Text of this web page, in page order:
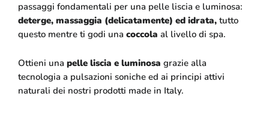
passaggi fondamentali per una pelle liscia e luminosa:
deterge, massaggia (delicatamente) ed idrata, tutto
questo mentre ti godi una coccola al livello di spa.
Ottieni una pelle liscia e luminosa grazie alla
tecnologia a pulsazioni soniche ed ai principi attivi
naturali dei nostri prodotti made in Italy.